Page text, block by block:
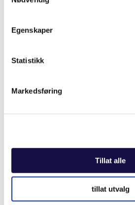
Egenskaper
Statistikk
Markedsføring
Tillat alle
tillat utvalg
Vi arbeider med:
Nordisk samarbeid mellom
Parisklubben –
Verdens
subsidieregler